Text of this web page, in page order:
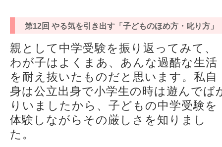
第12回 やる気を引き出す「子どものほめ方・叱り方」
親として中学受験を振り返ってみて、
わが子はよくまあ、あんな過酷な生活
を耐え抜いたものだと思います。私自
身は公立出身で小学生の時は遊んでば
りいましたから、子どもの中学受験を
体験しながらその厳しさを知りまし
た。